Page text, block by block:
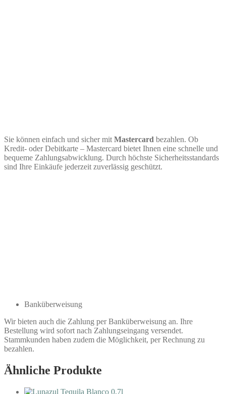
Sie können einfach und sicher mit Mastercard bezahlen. Ob
Kredit- oder Debitkarte – Mastercard bietet Ihnen eine schnelle und
bequeme Zahlungsabwicklung. Durch höchste Sicherheitsstandards
sind Ihre Einkäufe jederzeit zuverlässig geschützt.
Banküberweisung
Wir bieten auch die Zahlung per Banküberweisung an. Ihre
Bestellung wird sofort nach Zahlungseingang versendet.
Stammkunden haben zudem die Möglichkeit, per Rechnung zu
bezahlen.
Ähnliche Produkte